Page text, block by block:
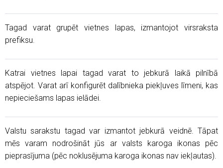
Tagad varat grupēt vietnes lapas, izmantojot virsraksta
prefiksu.
Katrai vietnes lapai tagad varat to jebkurā laikā pilnībā
atspējot. Varat arī konfigurēt dalībnieka piekļuves līmeni, kas
nepieciešams lapas ielādei.
Valstu sarakstu tagad var izmantot jebkurā veidnē. Tāpat
mēs varam nodrošināt jūs ar valsts karoga ikonas pēc
pieprasījuma (pēc noklusējuma karoga ikonas nav iekļautas).